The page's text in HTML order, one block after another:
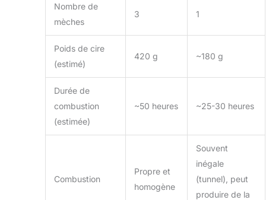
Nombre de
mèches
3 1
Poids de cire
(estimé)
420 g ~180 g
Durée de
combustion
(estimée)
~50 heures ~25-30 heures
Combustion
Propre et
homogène
Souvent
inégale
(tunnel), peut
produire de la